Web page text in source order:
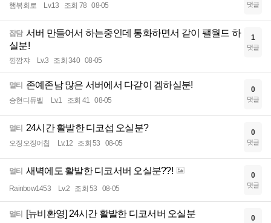
햄볶회로 Lv.13 조회 78 08-05 댓글
잡담 서버 만들어서 하는중인데 통화하면서 같이 팰월드 하
실분!
낑깜쟈 Lv.3 조회 340 08-05
1
댓글
멀티 존예존남 많은 서버에서 다같이 겜하실분!
승현디듀벨 Lv.1 조회 41 08-05
0
댓글
멀티 24시간 활발한 디코섭 오실분?
오징오징어칩 Lv.12 조회 53 08-05
0
댓글
멀티 새벽에도 활발한 디코서버 오실분??!
Rainbow1453 Lv.2 조회 53 08-05
0
댓글
멀티 [뉴비환영] 24시간 활발한 디코서버 오실분 0